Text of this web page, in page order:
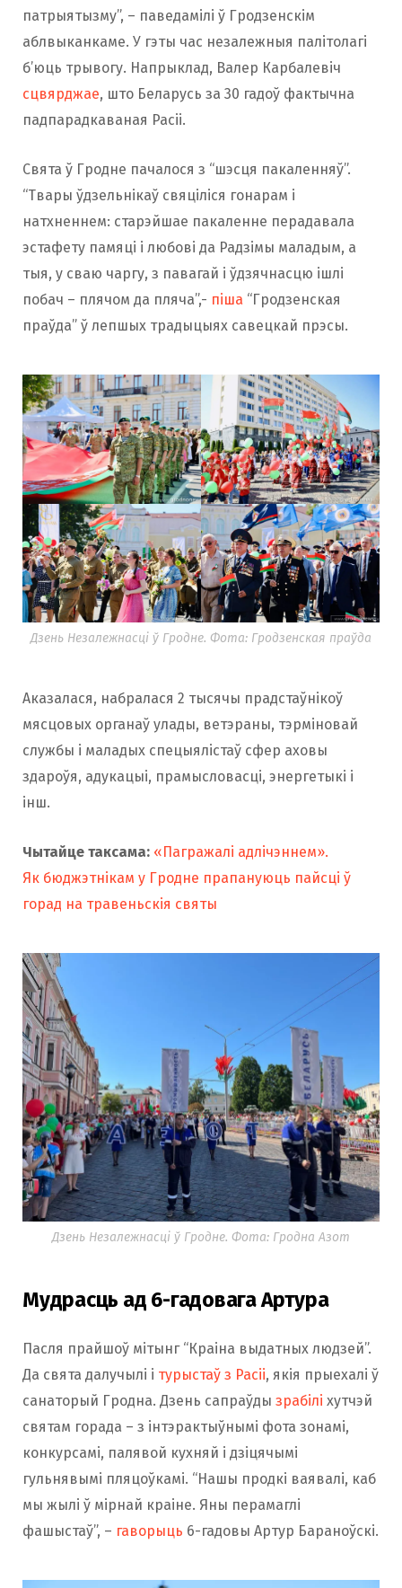
патрыятызму”, – паведамілі ў Гродзенскім
аблвыканкаме. У гэты час незалежныя палітолагі
б’юць трывогу. Напрыклад, Валер Карбалевіч
сцвярджае, што Беларусь за 30 гадоў фактычна
падпарадкаваная Расіі.
Свята ў Гродне пачалося з “шэсця пакаленняў”.
“Твары ўдзельнікаў свяціліся гонарам і
натхненнем: старэйшае пакаленне перадавала
эстафету памяці і любові да Радзімы маладым, а
тыя, у сваю чаргу, з павагай і ўдзячнасцю ішлі
побач – плячом да пляча”,- піша “Гродзенская
праўда” ў лепшых традыцыях савецкай прэсы.
Дзень Незалежнасці ў Гродне. Фота: Гродзенская праўда
Аказалася, набралася 2 тысячы прадстаўнікоў
мясцовых органаў улады, ветэраны, тэрміновай
службы і маладых спецыялістаў сфер аховы
здароўя, адукацыі, прамысловасці, энергетыкі і
інш.
Чытайце таксама: «Пагражалі адлічэннем».
Як бюджэтнікам у Гродне прапануюць пайсці ў
горад на травеньскія святы
Дзень Незалежнасці ў Гродне. Фота: Гродна Азот
Мудрасць ад 6-гадовага Артура
Пасля прайшоў мітынг “Краіна выдатных людзей”.
Да свята далучылі і турыстаў з Расіі, якія прыехалі ў
санаторый Гродна. Дзень сапраўды зрабілі хутчэй
святам горада – з інтэрактыўнымі фота зонамі,
конкурсамі, палявой кухняй і дзіцячымі
гульнявымі пляцоўкамі. “Нашы продкі ваявалі, каб
мы жылі ў мірнай краіне. Яны перамаглі
фашыстаў”, – гаворыць 6-гадовы Артур Бараноўскі.